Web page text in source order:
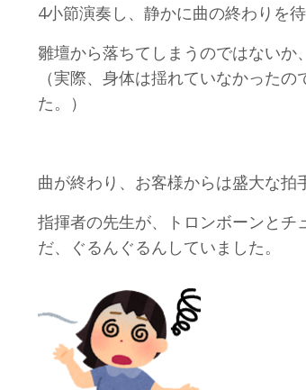
4小節演奏し、静かに曲の終わりを
雛壇から落ちてしまうのではないか
（実際、身体は揺れていなかった
た。）
曲が終わり、お客様からは盛大な拍
指揮者の先生が、トロンボーンと
だ、ぐるんぐるんしていました。